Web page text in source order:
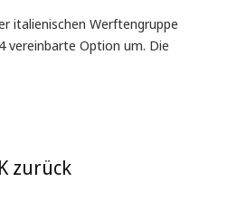
italienischen Werftengruppe
vereinbarte Option um. Die
zurück